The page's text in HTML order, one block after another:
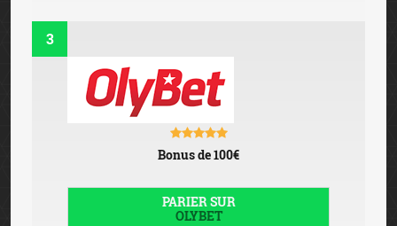
3
Bonus de 100€
PARIER SUR
OLYBET